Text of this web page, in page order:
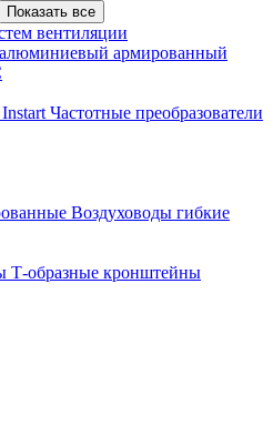
Показать все
вентиляции
армированный
Частотные преобразователи
Воздуховоды гибкие
Т-образные кронштейны